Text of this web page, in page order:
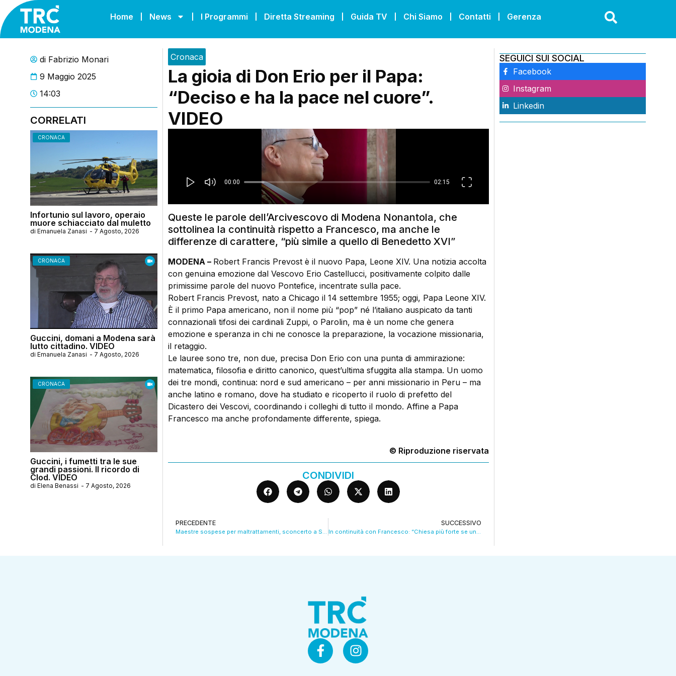
Home News I Programmi Diretta Streaming Guida TV Chi Siamo Contatti Gerenza
di Fabrizio Monari
9 Maggio 2025
14:03
CORRELATI
CRONACA
Infortunio sul lavoro, operaio
muore schiacciato dal muletto
di Emanuela Zanasi - 7 Agosto, 2026
CRONACA
Guccini, domani a Modena sarà
lutto cittadino. VIDEO
di Emanuela Zanasi - 7 Agosto, 2026
CRONACA
Guccini, i fumetti tra le sue
grandi passioni. Il ricordo di
Clod. VIDEO
di Elena Benassi - 7 Agosto, 2026
Cronaca
La gioia di Don Erio per il Papa:
“Deciso e ha la pace nel cuore”.
VIDEO
Queste le parole dell’Arcivescovo di Modena Nonantola, che
sottolinea la continuità rispetto a Francesco, ma anche le
differenze di carattere, “più simile a quello di Benedetto XVI”
MODENA – Robert Francis Prevost è il nuovo Papa, Leone XIV. Una notizia accolta
con genuina emozione dal Vescovo Erio Castellucci, positivamente colpito dalle
primissime parole del nuovo Pontefice, incentrate sulla pace.
Robert Francis Prevost, nato a Chicago il 14 settembre 1955; oggi, Papa Leone XIV.
È il primo Papa americano, non il nome più “pop” né l’italiano auspicato da tanti
connazionali tifosi dei cardinali Zuppi, o Parolin, ma è un nome che genera
emozione e speranza in chi ne conosce la preparazione, la vocazione missionaria,
il retaggio.
Le lauree sono tre, non due, precisa Don Erio con una punta di ammirazione:
matematica, filosofia e diritto canonico, quest’ultima sfuggita alla stampa. Un uomo
dei tre mondi, continua: nord e sud americano – per anni missionario in Peru – ma
anche latino e romano, dove ha studiato e ricoperto il ruolo di prefetto del
Dicastero dei Vescovi, coordinando i colleghi di tutto il mondo. Affine a Papa
Francesco ma anche profondamente differente, spiega.
© Riproduzione riservata
CONDIVIDI
PRECEDENTE
Maestre sospese per maltrattamenti, sconcerto a Soliera. VIDEO
SUCCESSIVO
In continuità con Francesco: “Chiesa più forte se unita”. VIDEO
SEGUICI SUI SOCIAL
Facebook
Instagram
Linkedin